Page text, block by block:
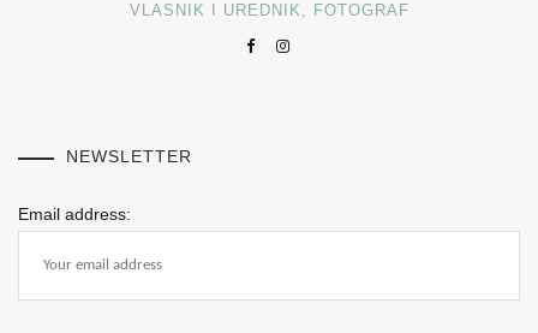
VLASNIK I UREDNIK, FOTOGRAF
NEWSLETTER
Email address: